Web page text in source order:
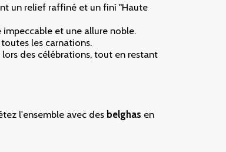
un relief raffiné et un fini "Haute
et une allure noble.
les carnations.
des célébrations, tout en restant
l'ensemble avec des belghas en